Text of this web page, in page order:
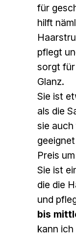
für
hilft
pflegt
sorgt für
Glanz.
Sie ist
als die
sie
Preis
Sie ist
die die
und
bis
kann